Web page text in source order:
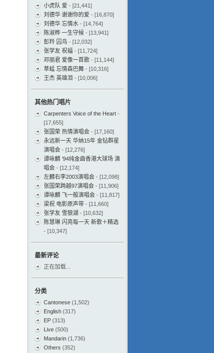
小虎队 爱 - [21,441]
刘德华 谢谢你的爱 - [16,870]
刘德华 忘情水 - [14,764]
陈淑桦 一生守候 - [13,941]
彭羚 囚鸟 - [12,032]
张学友 祝福 - [11,724]
邓丽君 爱像一首歌 - [11,144]
草蜢 忘情森巴舞 - [10,316]
王杰 英雄泪 - [10,006]
其他热门唱片
Carpenters Voice of the Heart -
[17,655]
张国荣 热情演唱会 - [17,160]
永远新一天 华纳15年 金钻群星
演唱会 - [12,276]
谭咏麟 ’94纯金曲香港大球场 演
唱会 - [12,174]
左麟右李2003演唱会 - [12,098]
张国荣跨越97演唱会 - [11,906]
谭咏麟 飞一般演唱会 - [11,817]
梁祝 电影原声带 - [11,660]
张学友 雪狼湖 - [10,632]
陈慧琳 闪亮每一天 新歌＋精选
- [10,347]
最新评论
正在加载...
分类
Cantonese (1,502)
English (317)
EP (313)
Live (500)
Mandarin (1,736)
Others (352)